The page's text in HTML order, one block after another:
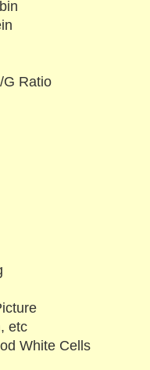
G Ratio
etc
White Cells